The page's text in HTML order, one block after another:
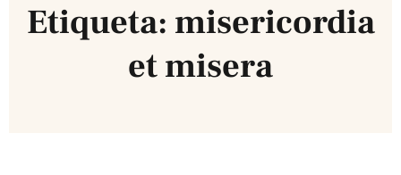
Etiqueta: misericordia
et misera